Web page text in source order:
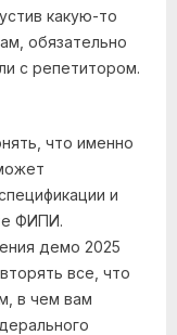
какую-то
обязательно
с репетитором.
что именно
и
ФИПИ.
демо 2025
все, что
в чем вам